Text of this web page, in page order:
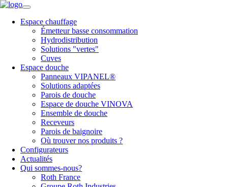
Espace chauffage
Émetteur basse consommation
Hydrodistribution
Solutions "vertes"
Cuves
Espace douche
Panneaux VIPANEL®
Solutions adaptées
Parois de douche
Espace de douche VINOVA
Ensemble de douche
Receveurs
Parois de baignoire
Où trouver nos produits ?
Configurateurs
Actualités
Qui sommes-nous?
Roth France